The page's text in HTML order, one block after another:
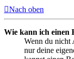
Nach oben
Wie kann ich einen
Wenn du nicht
nur deine